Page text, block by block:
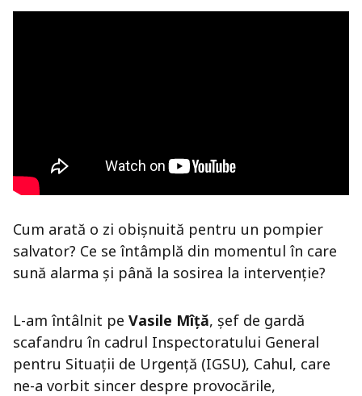
Cum arată o zi obișnuită pentru un pompier
salvator? Ce se întâmplă din momentul în care
sună alarma și până la sosirea la intervenție?
L-am întâlnit pe Vasile Mîță, șef de gardă
scafandru în cadrul Inspectoratului General
pentru Situații de Urgență (IGSU), Cahul, care
ne-a vorbit sincer despre provocările,